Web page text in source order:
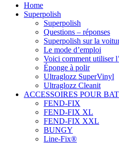
Home
Superpolish
Superpolish
Questions – réponses
Superpolish sur la
Le mode d’emploi
Voici comment utiliser
Éponge à polir
Ultraglozz SuperVinyl
Ultraglozz Cleanit
ACCESSOIRES POUR
FEND-FIX
FEND-FIX XL
FEND-FIX XXL
BUNGY
Line-Fix®